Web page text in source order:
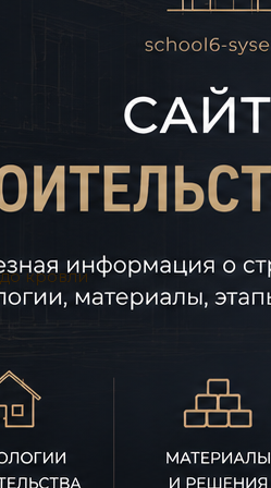
кровли